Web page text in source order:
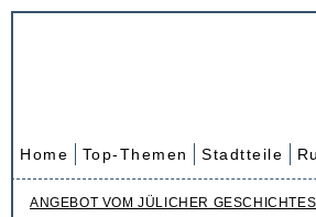
Home Top-Themen Stadtteile
ANGEBOT VOM JÜLICHER